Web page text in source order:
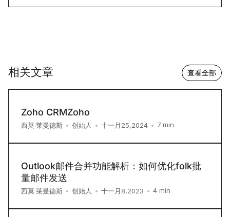
相关文章 查看全部
Zoho CRMZoho
西莫·莱曼德斯 • 创始人 • 十一月25,2024 • 7 min
Outlook邮件合并功能解析：如何优化folk批
量邮件发送
西莫·莱曼德斯 • 创始人 • 十一月8,2023 • 4 min